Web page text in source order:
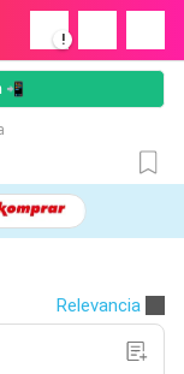
!
📲
Relevancia